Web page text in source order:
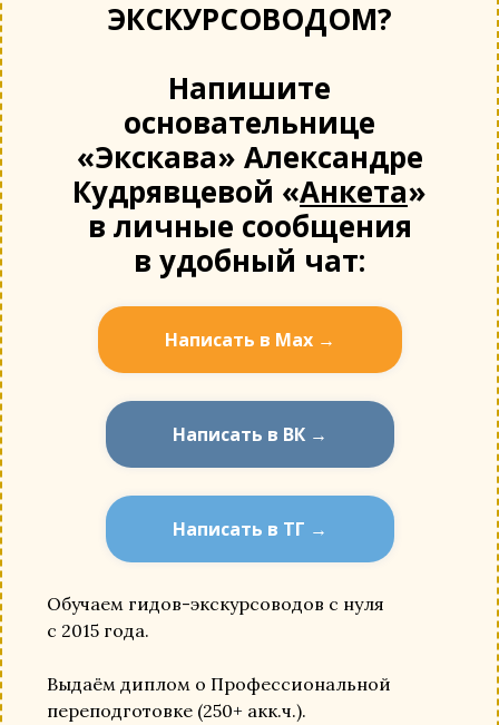
ЭКСКУРСОВОДОМ?
Напишите
основательнице
«Экскава» Александре
Кудрявцевой «Анкета»
в личные сообщения
в удобный чат:
Написать в Мах →
Написать в ВК →
Написать в ТГ →
Обучаем гидов-экскурсоводов с нуля
с 2015 года.
Выдаём диплом о Профессиональной
переподготовке (250+ акк.ч.).